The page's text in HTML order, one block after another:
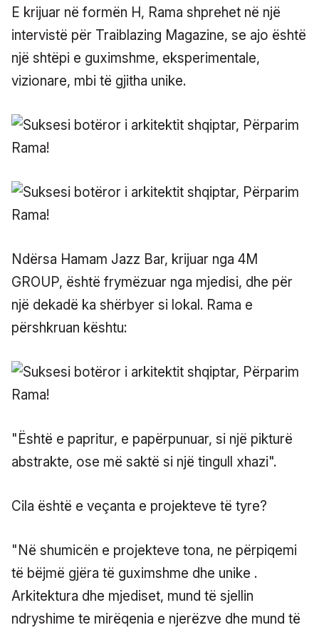
E krijuar në formën H, Rama shprehet në një
intervistë për Traiblazing Magazine, se ajo është
një shtëpi e guximshme, eksperimentale,
vizionare, mbi të gjitha unike.
Ndërsa Hamam Jazz Bar, krijuar nga 4M
GROUP, është frymëzuar nga mjedisi, dhe për
një dekadë ka shërbyer si lokal. Rama e
përshkruan kështu:
"Është e papritur, e papërpunuar, si një pikturë
abstrakte, ose më saktë si një tingull xhazi".
Cila është e veçanta e projekteve të tyre?
"Në shumicën e projekteve tona, ne përpiqemi
të bëjmë gjëra të guximshme dhe unike .
Arkitektura dhe mjediset, mund të sjellin
ndryshime te mirëqenia e njerëzve dhe mund të